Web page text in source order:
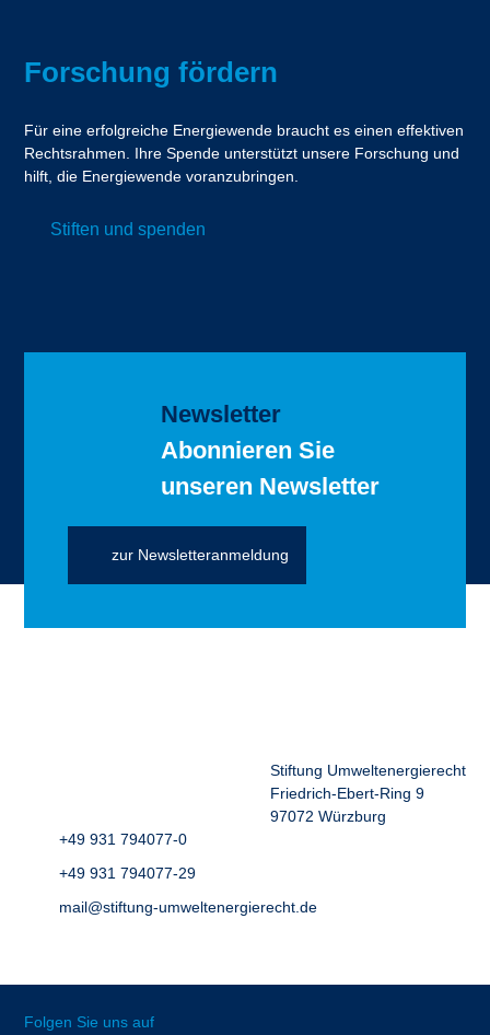
Forschung fördern
Für eine erfolgreiche Energiewende braucht es einen effektiven
Rechtsrahmen. Ihre Spende unterstützt unsere Forschung und
hilft, die Energiewende voranzubringen.
Stiften und spenden
Newsletter
Abonnieren Sie
unseren Newsletter
zur Newsletteranmeldung
Stiftung Umweltenergierecht
Friedrich-Ebert-Ring 9
97072 Würzburg
+49 931 794077-0
+49 931 794077-29
mail@stiftung-umweltenergierecht.de
Folgen Sie uns auf